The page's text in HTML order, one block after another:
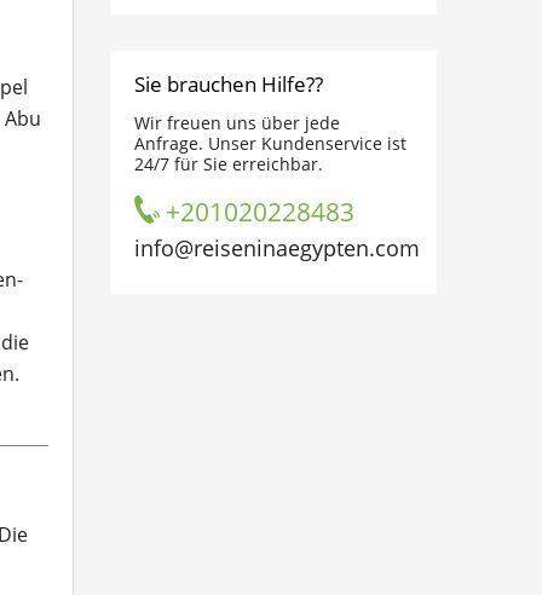
Sie brauchen Hilfe??
Wir freuen uns über jede
Anfrage. Unser Kundenservice ist
24/7 für Sie erreichbar.
+201020228483
info@reiseninaegypten.com